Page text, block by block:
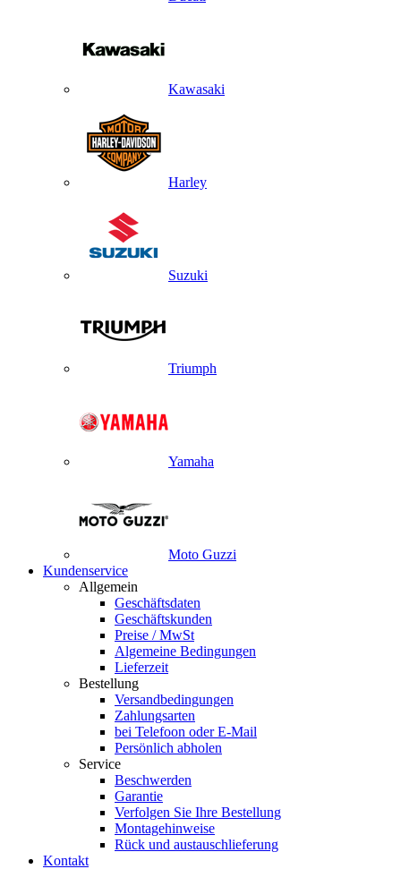
Kawasaki
Harley
Suzuki
Triumph
Yamaha
Moto Guzzi
Kundenservice
Allgemein
Geschäftsdaten
Geschäftskunden
Preise / MwSt
Algemeine Bedingungen
Lieferzeit
Bestellung
Versandbedingungen
Zahlungsarten
bei Telefoon oder E-Mail
Persönlich abholen
Service
Beschwerden
Garantie
Verfolgen Sie Ihre Bestellung
Montagehinweise
Rück und austauschlieferung
Kontakt